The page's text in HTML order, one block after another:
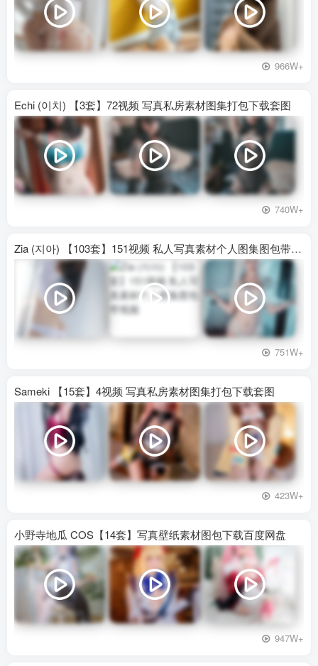
966W+
Echi (이치) 【3套】72视频 写真私房素材图集打包下载套图
740W+
Zia (지아) 【103套】151视频 私人写真素材个人图集图包带视频
751W+
Sameki 【15套】4视频 写真私房素材图集打包下载套图
423W+
小野寺地瓜 COS【14套】写真壁纸素材图包下载百度网盘
947W+